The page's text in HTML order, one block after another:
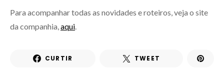
Para acompanhar todas as novidades e roteiros, veja o site
da companhia, aqui
CURTIR TWEET